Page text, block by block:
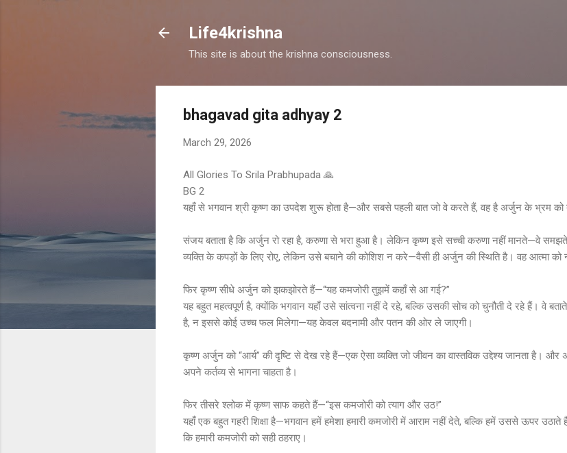
Life4krishna
This site is about the krishna consciousness.
bhagavad gita adhyay 2
March 29, 2026
All Glories To Srila Prabhupada 🙏
BG 2
यहाँ से भगवान श्री कृष्ण का उपदेश शुरू होता है—और सबसे पहली बात जो वे करते हैं, वह है अर्जुन के भ्रम को
संजय बताता है कि अर्जुन रो रहा है, करुणा से भरा हुआ है। लेकिन कृष्ण इसे सच्ची करुणा नहीं मानते—वे
व्यक्ति के कपड़ों के लिए रोए, लेकिन उसे बचाने की कोशिश न करे—वैसी ही अर्जुन की स्थिति है। वह आत्मा को
फिर कृष्ण सीधे अर्जुन को झकझोरते हैं—“यह कमजोरी तुझमें कहाँ से आ गई?”
यह बहुत महत्वपूर्ण है, क्योंकि भगवान यहाँ उसे सांत्वना नहीं दे रहे, बल्कि उसकी सोच को चुनौती दे रहे हैं। वे बताते
है, न इससे कोई उच्च फल मिलेगा—यह केवल बदनामी और पतन की ओर ले जाएगी।
कृष्ण अर्जुन को “आर्य” की दृष्टि से देख रहे हैं—एक ऐसा व्यक्ति जो जीवन का वास्तविक उद्देश्य जानता है। और
अपने कर्तव्य से भागना चाहता है।
फिर तीसरे श्लोक में कृष्ण साफ कहते हैं—“इस कमजोरी को त्याग और उठ!”
यहाँ एक बहुत गहरी शिक्षा है—भगवान हमें हमेशा हमारी कमजोरी में आराम नहीं देते, बल्कि हमें उससे ऊपर उठाते
कि हमारी कमजोरी को सही ठहराए।